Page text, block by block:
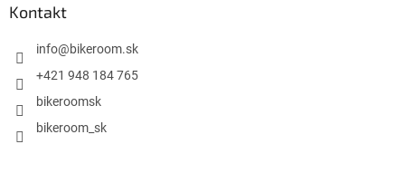
Kontakt
info@bikeroom.sk
+421 948 184 765
bikeroomsk
bikeroom_sk